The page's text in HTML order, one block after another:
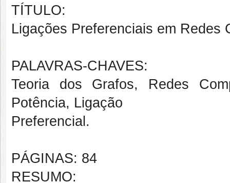
TÍTULO:
Ligações Preferenciais em Redes
PALAVRAS-CHAVES:
Teoria dos Grafos, Redes
Potência, Ligação
Preferencial.
PÁGINAS: 84
RESUMO: